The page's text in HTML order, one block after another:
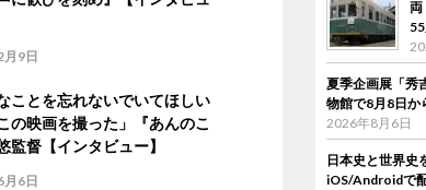
月9日
ことを忘れないでいてほしい
の映画を撮った」『あんのこ
監督【インタビュー】
月6日
両
夏季企画展「秀
物館で8月8日か
2026年8月6日
日本史と世界史
iOS/Androidで